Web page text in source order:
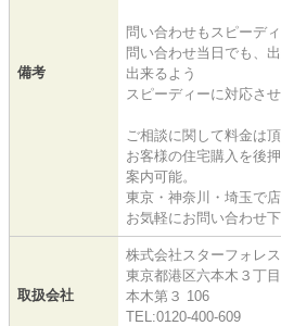
備考
問い合わせもスピーデ
問い合わせ当日でも、
出来るよう
スピーディーに対応させ
ご相談に関して料金は頂
お客様の住宅購入を後
案内可能。
東京・神奈川・埼玉で
お気軽にお問い合わせ下
取扱会社
株式会社スターフォレス
東京都港区六本木３丁
本木第３ 106
TEL:0120-400-609